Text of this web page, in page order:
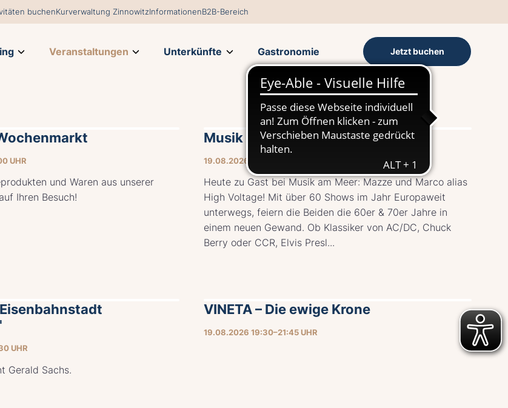
buchenKurverwaltung ZinnowitzInformationenB2B-Bereich
Veranstaltungen Unterkünfte Gastronomie Jetzt buchen
UHR
und Waren aus unserer
Ihren Besuch!
19.08.2026 19:00–22:00 UHR
Musik am Meer mit High Voltage
Heute zu Gast bei Musik am Meer: Mazze und Marco alias
High Voltage! Mit über 60 Shows im Jahr Europaweit
unterwegs, feiern die Beiden die 60er & 70er Jahre in
einem neuen Gewand. Ob Klassiker von AC/DC, Chuck
Berry oder CCR, Elvis Presl...
UHR
Gerald Sachs.
19.08.2026 19:30–21:45 UHR
VINETA – Die ewige Krone